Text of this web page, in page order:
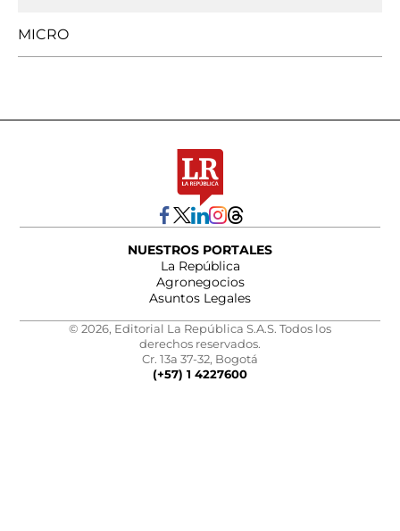
MICRO
NUESTROS PORTALES
La República
Agronegocios
Asuntos Legales
© 2026, Editorial La República S.A.S. Todos los
derechos reservados.
Cr. 13a 37-32, Bogotá
(+57) 1 4227600